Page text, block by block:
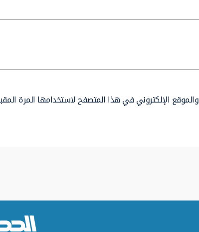
الإلكتروني في هذا المتصفح لاستخدامها المرة